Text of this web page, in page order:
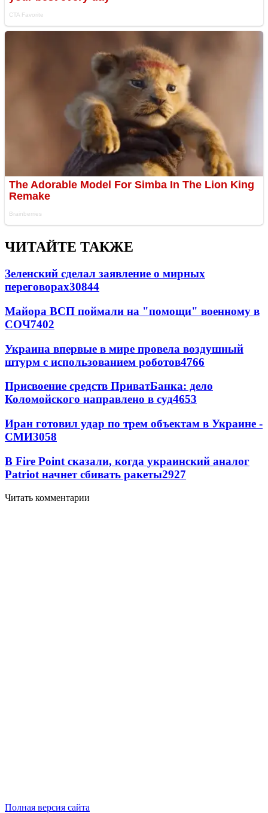
ЧИТАЙТЕ ТАКЖЕ
Зеленский сделал заявление о мирных
переговорах30844
Майора ВСП поймали на "помощи" военному в
СОЧ7402
Украина впервые в мире провела воздушный
штурм с использованием роботов4766
Присвоение средств ПриватБанка: дело
Коломойского направлено в суд4653
Иран готовил удар по трем объектам в Украине -
СМИ3058
В Fire Point сказали, когда украинский аналог
Patriot начнет сбивать ракеты2927
Читать комментарии
Полная версия сайта